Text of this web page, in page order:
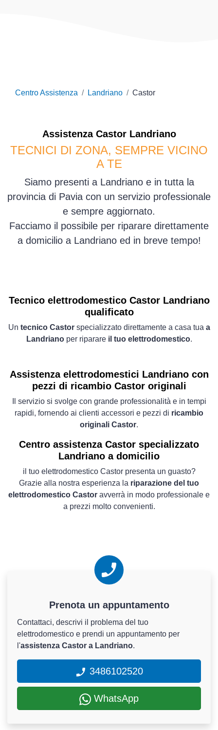
Centro Assistenza Landriano Castor
Assistenza CastorLandriano
TECNICI DI ZONA, SEMPRE VICINO
A TE
Siamo presenti a Landriano e in tutta la
provincia di Pavia con un servizio professionale
e sempre aggiornato.
Facciamo il possibile per riparare direttamente
a domicilio a Landriano ed in breve tempo!
Tecnico elettrodomestico Castor Landriano
qualificato
Un tecnico Castorspecializzato direttamente a casa tua a
Landrianoper riparare il tuo elettrodomestico.
Assistenza elettrodomestici Landriano con
pezzi di ricambio Castor originali
Il servizio si svolge con grande professionalità e in tempi
rapidi, fornendo ai clienti accessori e pezzi di ricambio
originali Castor.
Centro assistenza Castor specializzato
Landriano a domicilio
il tuo elettrodomestico Castor presenta un guasto?
Grazie alla nostra esperienza la riparazione del tuo
elettrodomestico Castor avverrà in modo professionale e
a prezzi molto convenienti.
Prenota un appuntamento
Contattaci, descrivi il problema del tuo
elettrodomestico e prendi un appuntamento per
l'assistenza Castor a Landriano.
3486102520
WhatsApp